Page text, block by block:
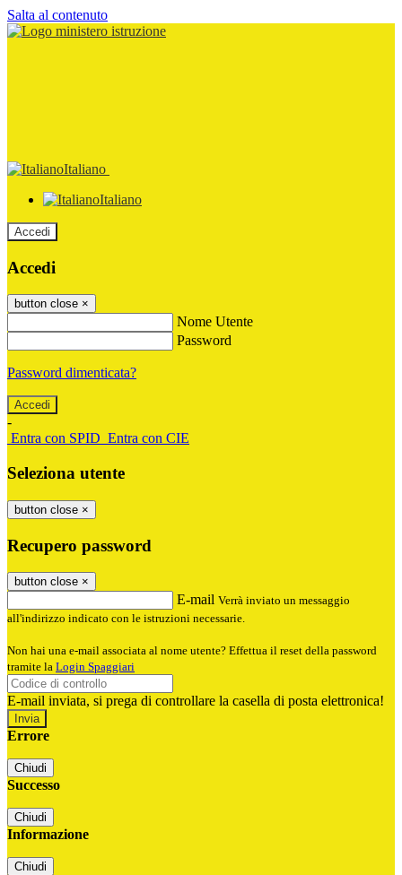
Salta al contenuto
Italiano
Italiano
Accedi
Accedi
button close ×
Nome Utente
Password
Password dimenticata?
-
Entra con SPID Entra con CIE
Seleziona utente
button close ×
Recupero password
button close ×
E-mail Verrà inviato un messaggio
all'indirizzo indicato con le istruzioni necessarie.
Non hai una e-mail associata al nome utente? Effettua il reset della password
tramite la Login Spaggiari
E-mail inviata, si prega di controllare la casella di posta elettronica!
Errore
Chiudi
Successo
Chiudi
Informazione
Chiudi